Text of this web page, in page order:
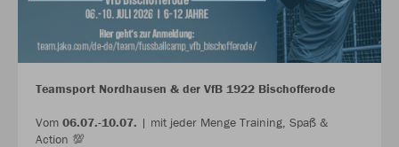
Teamsport Nordhausen & der VfB 1922 Bischofferode
Vom 06.07.-10.07. | mit jeder Menge Training, Spaß &
Action 💯